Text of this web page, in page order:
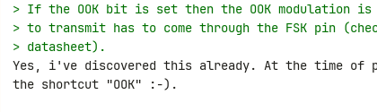
> If the OOK bit is set then the OOK modulation
> to transmit has to come through the FSK pin
> datasheet).
Yes, i've discovered this already. At the time of
the shortcut "OOK" :-).